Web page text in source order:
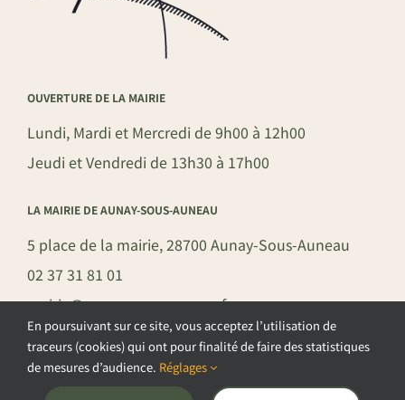
OUVERTURE DE LA MAIRIE
Lundi, Mardi et Mercredi de 9h00 à 12h00
Jeudi et Vendredi de 13h30 à 17h00
LA MAIRIE DE AUNAY-SOUS-AUNEAU
5 place de la mairie, 28700 Aunay-Sous-Auneau
02 37 31 81 01
mairie@aunay-sous-auneau.fr
©COPYRIGHT 2026 – COMMUNE DE AUNAY-SOUS-AUNEAU –
En poursuivant sur ce site, vous acceptez l’utilisation de
traceurs (cookies) qui ont pour finalité de faire des statistiques
de mesures d’audience. Réglages